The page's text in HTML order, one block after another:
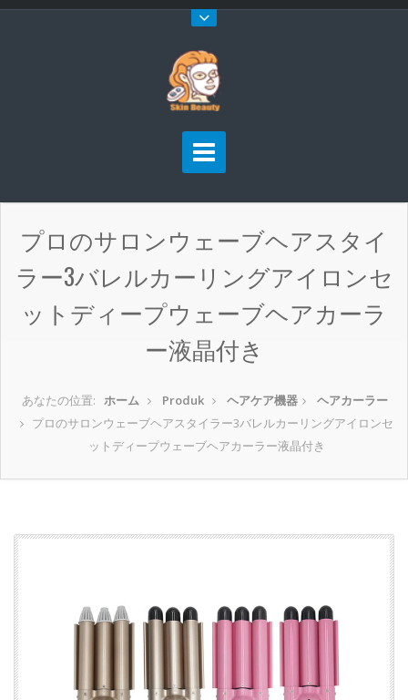
プロのサロンウェーブヘアスタイ
ラー3バレルカーリングアイロンセ
ットディープウェーブヘアカーラ
ー液晶付き
あなたの位置: ホーム Produk ヘアケア機器
ヘアカーラー
プロのサロンウェーブヘアスタイラー3バレルカーリングアイロンセ
ットディープウェーブヘアカーラー液晶付き